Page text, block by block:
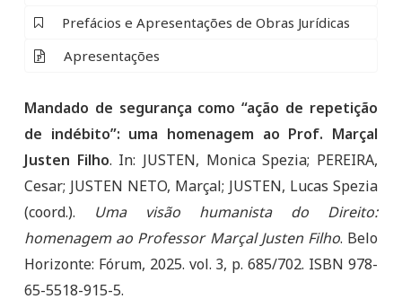
Prefácios e Apresentações de Obras Jurídicas
Apresentações
Mandado de segurança como “ação de repetição
de indébito”: uma homenagem ao Prof. Marçal
Justen Filho. In: JUSTEN, Monica Spezia; PEREIRA,
Cesar; JUSTEN NETO, Marçal; JUSTEN, Lucas Spezia
(coord.). Uma visão humanista do Direito:
homenagem ao Professor Marçal Justen Filho. Belo
Horizonte: Fórum, 2025. vol. 3, p. 685/702. ISBN 978-
65-5518-915-5.